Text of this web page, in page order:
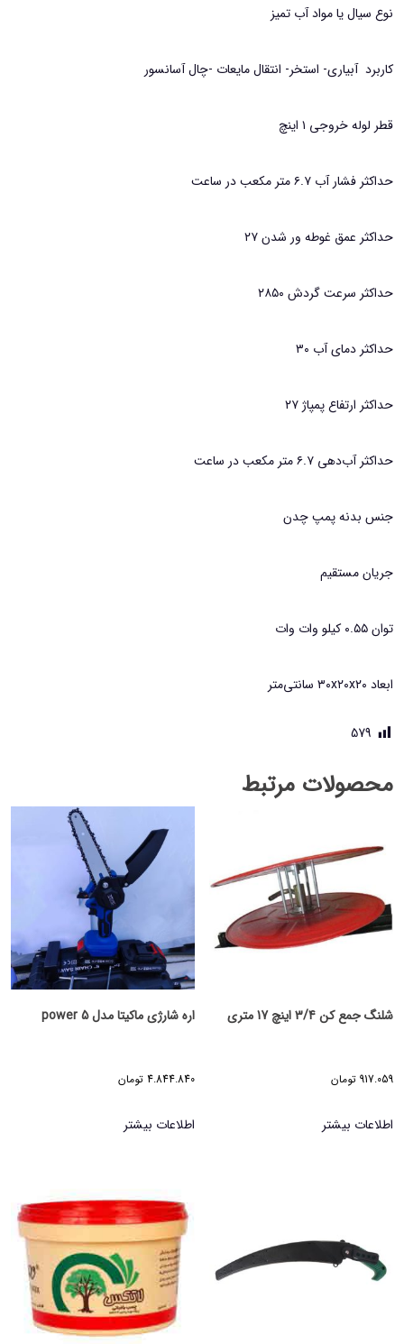
نوع سیال یا مواد آب تمیز
کاربرد آبیاری- استخر- انتقال مایعات -چال آسانسور
قطر لوله خروجی ۱ اینچ
حداکثر فشار آب ۶.۷ متر مکعب در ساعت
حداکثر عمق غوطه ور شدن ۲۷
حداکثر سرعت گردش ۲۸۵۰
حداکثر دمای آب ۳۰
حداکثر ارتفاع پمپاژ ۲۷
حداکثر آب‌دهی ۶.۷ متر مکعب در ساعت
جنس بدنه پمپ چدن
جریان مستقیم
توان ۰.۵۵ کیلو وات وات
ابعاد ۳۰x۲۰x۲۰ سانتی‌متر
579
محصولات مرتبط
شلنگ جمع کن 3/4 اینچ 17 متری
917.059 تومان
اطلاعات بیشتر
اره شارژی ماکیتا مدل power 5
4.844.840 تومان
اطلاعات بیشتر